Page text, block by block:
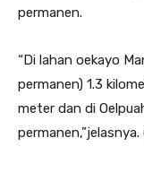
permanen.
“Di lahan oekayo
permanen) 1.3
meter dan di